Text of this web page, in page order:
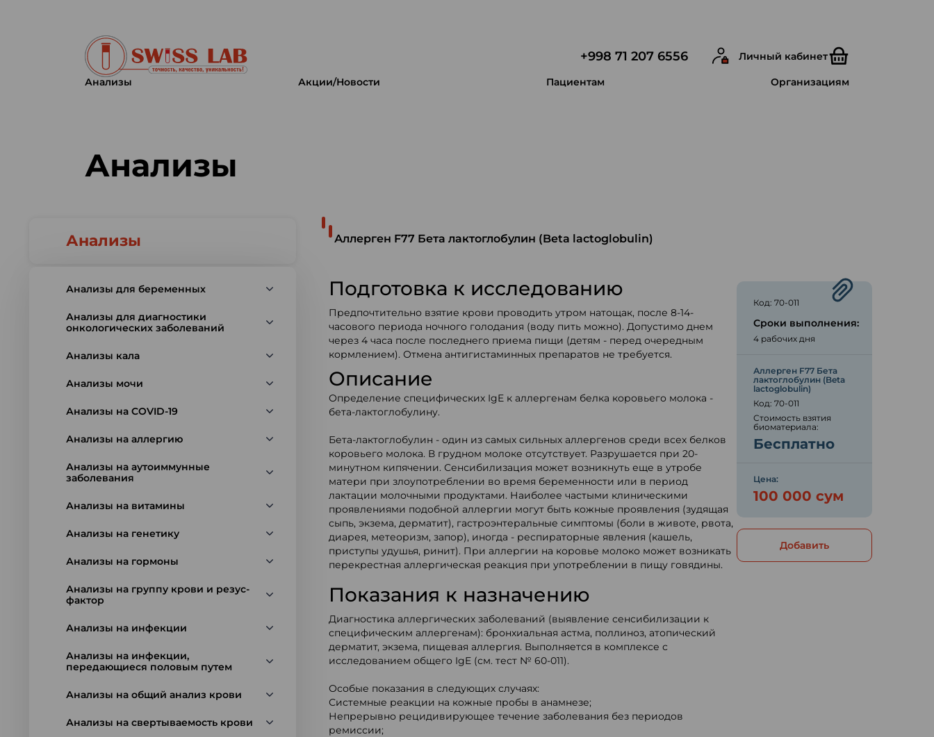
+998 71 207 6556 Личный кабинет
Анализы Акции/Новости Пациентам Организациям
Анализы
Анализы
Анализы для беременных
Анализы для диагностики
онкологических заболеваний
Анализы кала
Анализы мочи
Анализы на COVID-19
Анализы на аллергию
Анализы на аутоиммунные
заболевания
Анализы на витамины
Анализы на генетику
Анализы на гормоны
Анализы на группу крови и резус-
фактор
Анализы на инфекции
Анализы на инфекции,
передающиеся половым путем
Анализы на общий анализ крови
Анализы на свертываемость крови
Аллерген F77 Бета лактоглобулин (Beta lactoglobulin)
Подготовка к исследованию
Предпочтительно взятие крови проводить утром натощак, после 8-14-
часового периода ночного голодания (воду пить можно). Допустимо днем
через 4 часа после последнего приема пищи (детям - перед очередным
кормлением). Отмена антигистаминных препаратов не требуется.
Описание
Определение специфических IgE к аллергенам белка коровьего молока -
бета-лактоглобулину.
Бета-лактоглобулин - один из самых сильных аллергенов среди всех белков
коровьего молока. В грудном молоке отсутствует. Разрушается при 20-
минутном кипячении. Сенсибилизация может возникнуть еще в утробе
матери при злоупотреблении во время беременности или в период
лактации молочными продуктами. Наиболее частыми клиническими
проявлениями подобной аллергии могут быть кожные проявления (зудящая
сыпь, экзема, дерматит), гастроэнтеральные симптомы (боли в животе, рвота,
диарея, метеоризм, запор), иногда - респираторные явления (кашель,
приступы удушья, ринит). При аллергии на коровье молоко может возникать
перекрестная аллергическая реакция при употреблении в пищу говядины.
Показания к назначению
Диагностика аллергических заболеваний (выявление сенсибилизации к
специфическим аллергенам): бронхиальная астма, поллиноз, атопический
дерматит, экзема, пищевая аллергия. Выполняется в комплексе с
исследованием общего IgE (см. тест № 60-011).
Особые показания в следующих случаях:
Системные реакции на кожные пробы в анамнезе;
Непрерывно рецидивирующее течение заболевания без периодов
ремиссии;
Код: 70-011
Сроки выполнения:
4 рабочих дня
Аллерген F77 Бета
лактоглобулин (Beta
lactoglobulin)
Код: 70-011
Стоимость взятия
биоматериала:
Бесплатно
Цена:
100 000 сум
Добавить